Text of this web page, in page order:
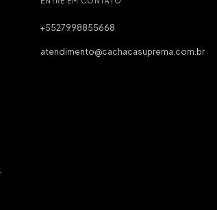
+5527998855668
atendimento@cachacasuprema.com.br